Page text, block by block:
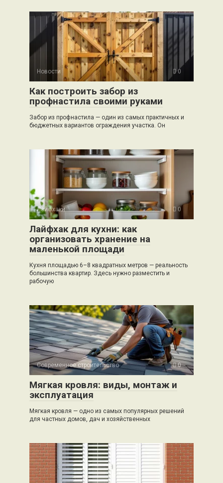
Новости 0
Как построить забор из
профнастила своими руками
Забор из профнастила — один из самых практичных и
бюджетных вариантов ограждения участка. Он
Лайфхаки 0
Лайфхак для кухни: как
организовать хранение на
маленькой площади
Кухня площадью 6–8 квадратных метров — реальность
большинства квартир. Здесь нужно разместить и
рабочую
Современное строительство 0
Мягкая кровля: виды, монтаж и
эксплуатация
Мягкая кровля — одно из самых популярных решений
для частных домов, дач и хозяйственных